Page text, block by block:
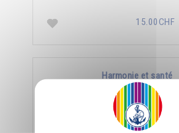
15.00CHF
Harmonie et santé